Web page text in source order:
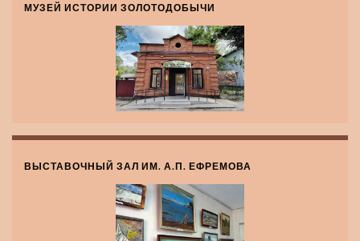
МУЗЕЙ ИСТОРИИ ЗОЛОТОДОБЫЧИ
ВЫСТАВОЧНЫЙ ЗАЛ ИМ. А.П. ЕФРЕМОВА